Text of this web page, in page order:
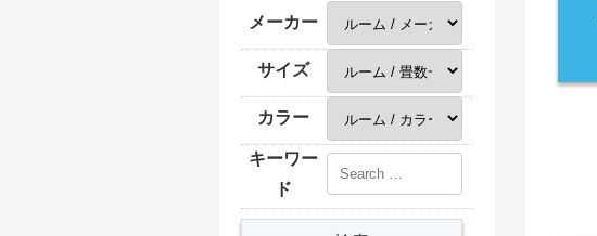
メーカー
サイズ
カラー
キーワー
ド